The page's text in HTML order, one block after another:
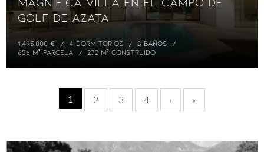
Golf de Azata
1.495.000 € 4 DORMITORIOS
3 BAÑOS
656 M² PARCELA
272 M² CONSTRUIDO
1 2 3 4 › »